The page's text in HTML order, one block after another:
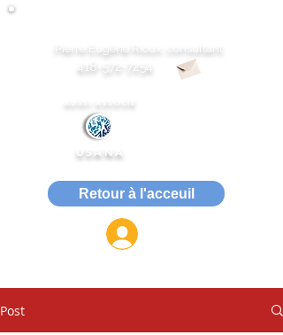
Pierre Eugène Rioux, consultant
418-572-7254
USANA
Retour à l'acceuil
Post